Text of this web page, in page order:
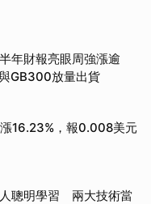
年財報亮眼周強漲逾
GB300放量出貨
16.23%，報0.008美元
聰明學習 兩大技術當